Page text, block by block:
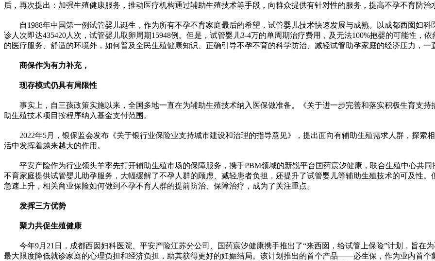
后，再次提出：加强生殖健康服务，推动医疗机构通过辅助生殖技术等手段，向群众提供有针对性的服务，提高不孕不育防治
自1988年中国第一例试管婴儿诞生，作为所有不孕不育家庭最后的希望，试管婴儿技术快速发展与成熟。以成都西囡妇
诊人次即达435420人次，试管婴儿取卵周期15948例。但是，试管婴儿3-4万的单周期治疗费用，及无法100%抱婴的可能性，
的医疗服务、舒适的环境外，如何普及全民生殖健康知识、正确引导不孕不育的科学防治、减轻试管助孕家庭的经济压力，
商保作为有力补充，
现存模式仍具有局限性
事实上，自三孩政策实施以来，全国多地一直在为辅助生殖技术纳入医保做准备。《关于进一步完善和落实积极生育支
助生殖技术项目按程序纳入基金支付范围。
2022年5月，银保监会发布《关于银行业保险业支持城市建设和治理的指导意见》，提出面向有辅助生殖需求人群，探索
活中发挥着越来越大的作用。
平安产险作为行业领头羊率先打开辅助生殖市场的保障服务，携手PBM领域的新锐平台国药宸汐健康，联合生殖中心共
不育家庭提供试管婴儿助孕服务，大幅缓解了不孕人群的顾虑、减轻患者负担，还提升了试管婴儿等辅助生殖技术的可及性。
急速上升，相关商业保险如何做到不孕不育人群的提前防治、保障治疗，成为了关注重点。
发挥三方优势
聚力共促生殖健康
今年9月21日，成都西囡妇科医院、平安产险江苏分公司、国药宸汐健康携手推出了“来西囡，给试管上保险”计划，旨在
最大限度降低就诊家庭的心理负担和经济负担，助其获得更好的妊娠结局。该计划推出的首个产品——必生保，作为业内首